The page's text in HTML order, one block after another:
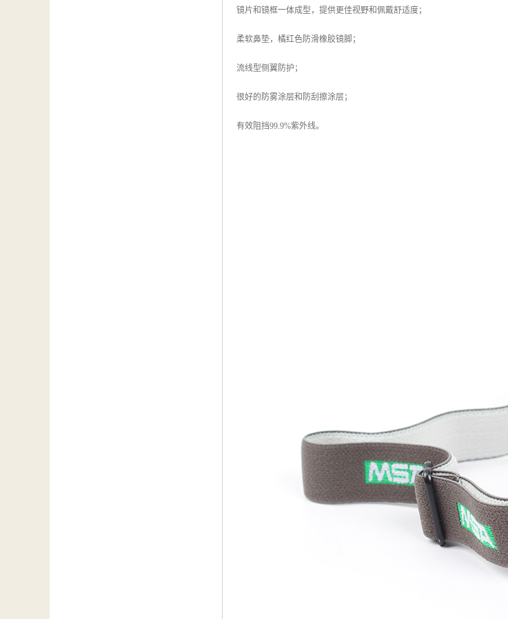
镜片和镜框一体成型，提供更佳视野和佩戴舒适度；
柔软鼻垫，橘红色防滑橡胶镜脚；
流线型侧翼防护；
很好的防雾涂层和防刮擦涂层；
有效阻挡99.9%紫外线。